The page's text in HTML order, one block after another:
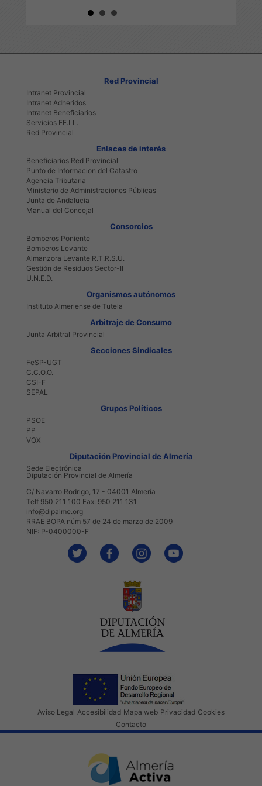
Red Provincial
Intranet Provincial
Intranet Adheridos
Intranet Beneficiarios
Servicios EE.LL.
Red Provincial
Enlaces de interés
Beneficiarios Red Provincial
Punto de Informacion del Catastro
Agencia Tributaria
Ministerio de Administraciones Públicas
Junta de Andalucia
Manual del Concejal
Consorcios
Bomberos Poniente
Bomberos Levante
Almanzora Levante R.T.R.S.U.
Gestión de Residuos Sector-II
U.N.E.D.
Organismos autónomos
Instituto Almeriense de Tutela
Arbitraje de Consumo
Junta Arbitral Provincial
Secciones Sindicales
FeSP-UGT
C.C.O.O.
CSI-F
SEPAL
Grupos Políticos
PSOE
PP
VOX
Diputación Provincial de Almería
Sede Electrónica
Diputación Provincial de Almería
C/ Navarro Rodrigo, 17 - 04001 Almería
Telf 950 211 100 Fax: 950 211 131
info@dipalme.org
RRAE BOPA núm 57 de 24 de marzo de 2009
NIF: P-0400000-F
Aviso Legal Accesibilidad Mapa web Privacidad Cookies
Contacto